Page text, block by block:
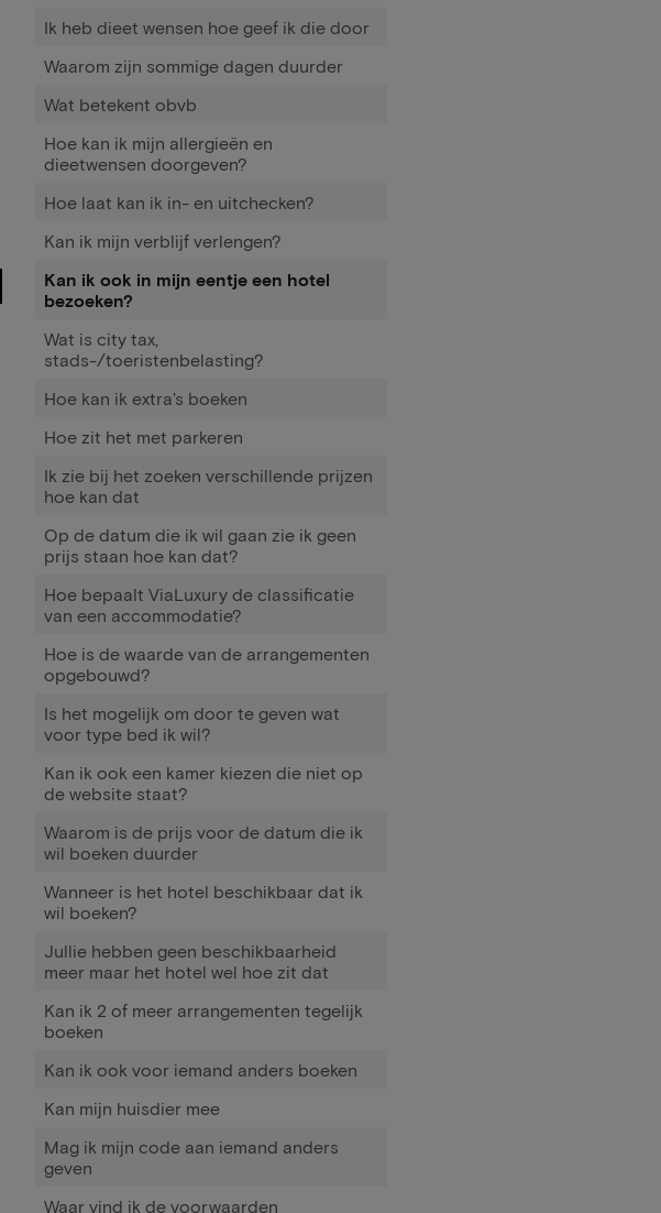
Ik heb dieet wensen hoe geef ik die door
Waarom zijn sommige dagen duurder
Wat betekent obvb
Hoe kan ik mijn allergieën en
dieetwensen doorgeven?
Hoe laat kan ik in- en uitchecken?
Kan ik mijn verblijf verlengen?
Kan ik ook in mijn eentje een hotel
bezoeken?
Wat is city tax,
stads-/toeristenbelasting?
Hoe kan ik extra's boeken
Hoe zit het met parkeren
Ik zie bij het zoeken verschillende prijzen
hoe kan dat
Op de datum die ik wil gaan zie ik geen
prijs staan hoe kan dat?
Hoe bepaalt ViaLuxury de classificatie
van een accommodatie?
Hoe is de waarde van de arrangementen
opgebouwd?
Is het mogelijk om door te geven wat
voor type bed ik wil?
Kan ik ook een kamer kiezen die niet op
de website staat?
Waarom is de prijs voor de datum die ik
wil boeken duurder
Wanneer is het hotel beschikbaar dat ik
wil boeken?
Jullie hebben geen beschikbaarheid
meer maar het hotel wel hoe zit dat
Kan ik 2 of meer arrangementen tegelijk
boeken
Kan ik ook voor iemand anders boeken
Kan mijn huisdier mee
Mag ik mijn code aan iemand anders
geven
Waar vind ik de voorwaarden